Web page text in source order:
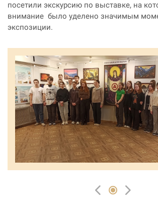
посетили экскурсию по выставке, на
внимание было уделено значимым
экспозиции.